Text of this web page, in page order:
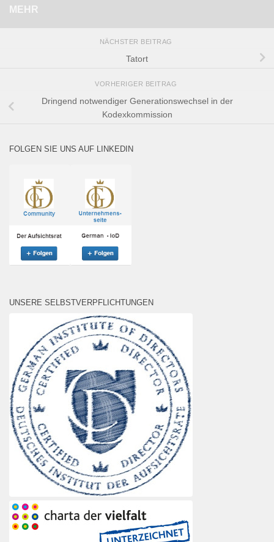
MEHR
NÄCHSTER BEITRAG
Tatort
VORHERIGER BEITRAG
Dringend notwendiger Generationswechsel in der
Kodexkommission
FOLGEN SIE UNS AUF LINKEDIN
UNSERE SELBSTVERPFLICHTUNGEN